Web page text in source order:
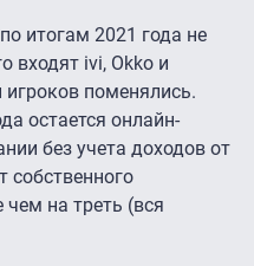
итогам 2021 года не
входят ivi, Okko и
поменялись.
остается онлайн-
без учета доходов от
собственного
на треть (вся